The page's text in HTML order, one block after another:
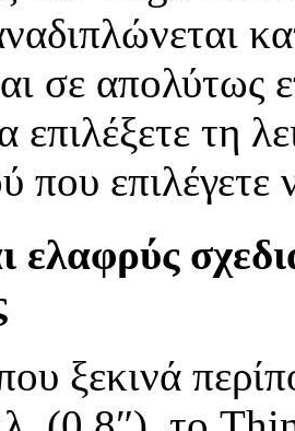
σε απολύτως
επιλέξετε τη
που επιλέγετε
ελαφρύς
ξεκινά